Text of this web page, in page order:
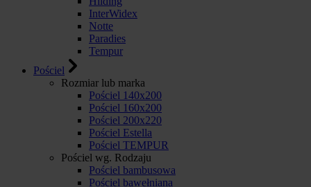
InterWidex
Notte
Paradies
Tempur
Pościel
Rozmiar lub marka
Pościel 140x200
Pościel 160x200
Pościel 200x220
Pościel Estella
Pościel TEMPUR
Pościel wg. Rodzaju
Pościel bambusowa
Pościel bawełniana